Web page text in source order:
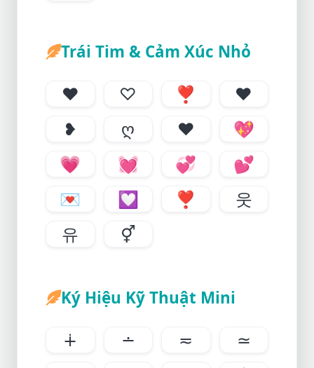
Trái Tim & Cảm Xúc Nhỏ
♥ ♡ ❣
❤
❥
ღ ♥
💖
💗
💓 💞
💕
💌
💟 ❣
웃
유
⚥
Ký Hiệu Kỹ Thuật Mini
∔ ∸ ≂
≃